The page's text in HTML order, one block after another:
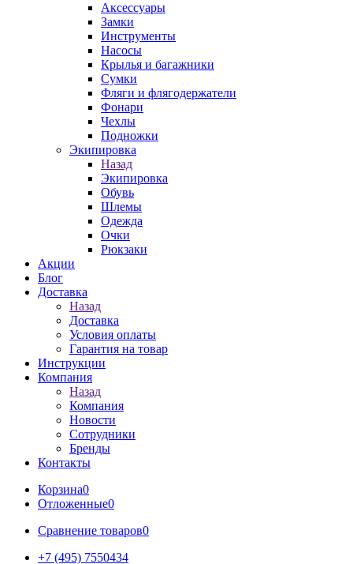
Аксессуары
Замки
Инструменты
Насосы
Крылья и багажники
Сумки
Фляги и флягодержатели
Фонари
Чехлы
Подножки
Экипировка
Назад
Экипировка
Обувь
Шлемы
Одежда
Очки
Рюкзаки
Акции
Блог
Доставка
Назад
Доставка
Условия оплаты
Гарантия на товар
Инструкции
Компания
Назад
Компания
Новости
Сотрудники
Бренды
Контакты
Корзина0
Отложенные0
Сравнение товаров0
+7 (495) 7550434